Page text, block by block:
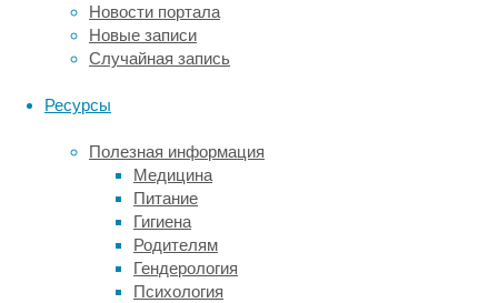
Новости портала
Новые записи
Случайная запись
Ресурсы
Полезная информация
Медицина
Питание
Гигиена
Родителям
Гендерология
Психология
детям
и
подросткам
развлекательному
контенту
видеоиграм
не
более
часа